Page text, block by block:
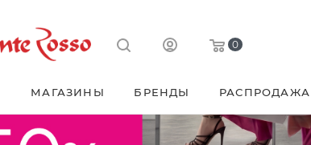
0
МАГАЗИНЫ БРЕНДЫ РАСПРОДАЖА